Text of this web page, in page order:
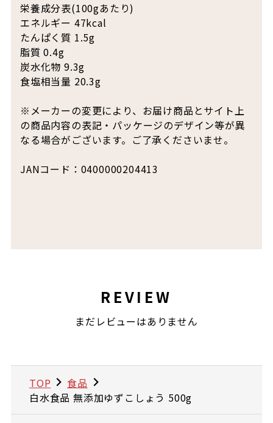
栄養成分表(100gあたり)
エネルギー 47kcal
たんぱく質 1.5g
脂質 0.4g
炭水化物 9.3g
食塩相当量 20.3g
※メーカーの変更により、お届け商品とサイト上
の商品内容の表記・パッケージのデザイン等が異
なる場合がございます。ご了承くださいませ。
JANコード：0400000204413
REVIEW
まだレビューはありません
TOP
食品
白水食品 無添加ゆずこしょう 500g